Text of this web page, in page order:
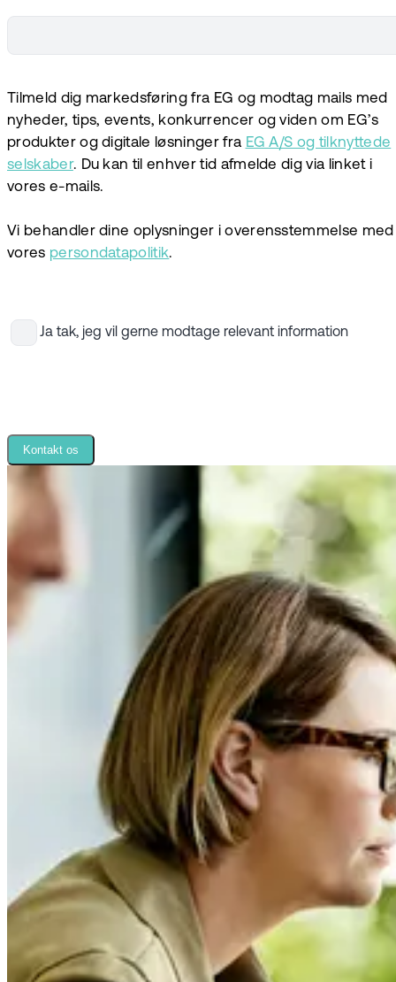
Tilmeld dig markedsføring fra EG og modtag mails med
nyheder, tips, events, konkurrencer og viden om EG’s
produkter og digitale løsninger fra EG A/S og tilknyttede
selskaber. Du kan til enhver tid afmelde dig via linket i
vores e-mails.
Vi behandler dine oplysninger i overensstemmelse med
vores persondatapolitik.
Ja tak, jeg vil gerne modtage relevant information
Kontakt os